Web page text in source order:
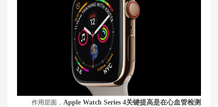
作用层面， Apple Watch Series 4关键提高是在心血管检测